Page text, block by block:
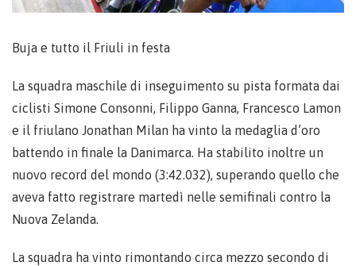
Buja e tutto il Friuli in festa
La squadra maschile di inseguimento su pista formata dai
ciclisti Simone Consonni, Filippo Ganna, Francesco Lamon
e il friulano Jonathan Milan ha vinto la medaglia d’oro
battendo in finale la Danimarca. Ha stabilito inoltre un
nuovo record del mondo (3:42.032), superando quello che
aveva fatto registrare martedì nelle semifinali contro la
Nuova Zelanda.
La squadra ha vinto rimontando circa mezzo secondo di